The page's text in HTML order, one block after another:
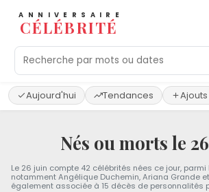
ANNIVERSAIRE
CÉLÉBRITÉ
Aujourd'hui Tendances
Nés ou morts le
Le 26 juin compte 42 célébrités nées ce jour,
notamment Angélique Duchemin, Ariana Grande
également associée à 15 décès de personnalités